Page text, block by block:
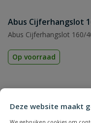
Deze website maakt
Abus Cijferhangslot
Abus Cijferhangslot 160/
Op voorraad